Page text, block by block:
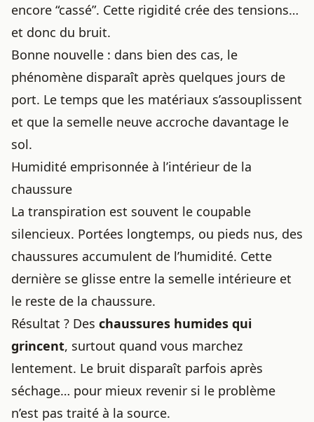
encore “cassé”. Cette rigidité crée des tensions…
et donc du bruit.
Bonne nouvelle : dans bien des cas, le
phénomène disparaît après quelques jours de
port. Le temps que les matériaux s’assouplissent
et que la semelle neuve accroche davantage le
sol.
Humidité emprisonnée à l’intérieur de la
chaussure
La transpiration est souvent le coupable
silencieux. Portées longtemps, ou pieds nus, des
chaussures accumulent de l’humidité. Cette
dernière se glisse entre la semelle intérieure et
le reste de la chaussure.
Résultat ? Des chaussures humides qui
grincent, surtout quand vous marchez
lentement. Le bruit disparaît parfois après
séchage… pour mieux revenir si le problème
n’est pas traité à la source.